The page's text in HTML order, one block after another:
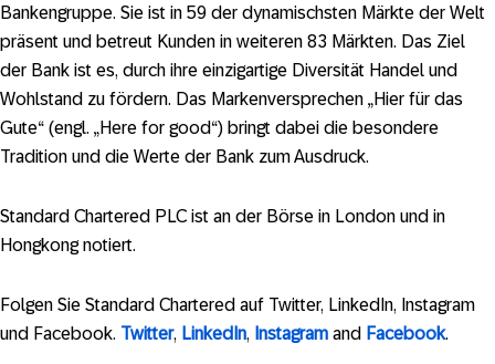
Bankengruppe. Sie ist in 59 der dynamischsten Märkte der Welt
präsent und betreut Kunden in weiteren 83 Märkten. Das Ziel
der Bank ist es, durch ihre einzigartige Diversität Handel und
Wohlstand zu fördern. Das Markenversprechen „Hier für das
Gute“ (engl. „Here for good“) bringt dabei die besondere
Tradition und die Werte der Bank zum Ausdruck.
Standard Chartered PLC ist an der Börse in London und in
Hongkong notiert.
Folgen Sie Standard Chartered auf Twitter, LinkedIn, Instagram
und Facebook. Twitter, LinkedIn, Instagram and Facebook.